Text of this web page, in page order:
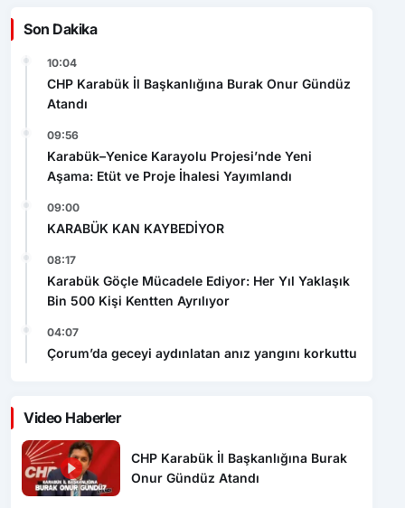
Son Dakika
10:04
CHP Karabük İl Başkanlığına Burak Onur Gündüz
Atandı
09:56
Karabük–Yenice Karayolu Projesi’nde Yeni
Aşama: Etüt ve Proje İhalesi Yayımlandı
09:00
KARABÜK KAN KAYBEDİYOR
08:17
Karabük Göçle Mücadele Ediyor: Her Yıl Yaklaşık
Bin 500 Kişi Kentten Ayrılıyor
04:07
Çorum’da geceyi aydınlatan anız yangını korkuttu
Video Haberler
CHP Karabük İl Başkanlığına Burak
Onur Gündüz Atandı